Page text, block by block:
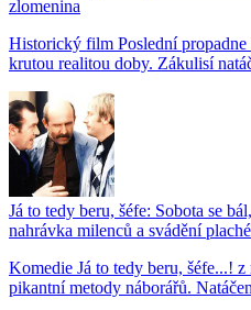
zlomenina
Historický film Poslední
krutou realitou doby. Zákulisí
Já to tedy beru, šéfe: Sobota se
nahrávka milenců a svádění
Komedie Já to tedy beru, šéfe...!
pikantní metody náborářů.